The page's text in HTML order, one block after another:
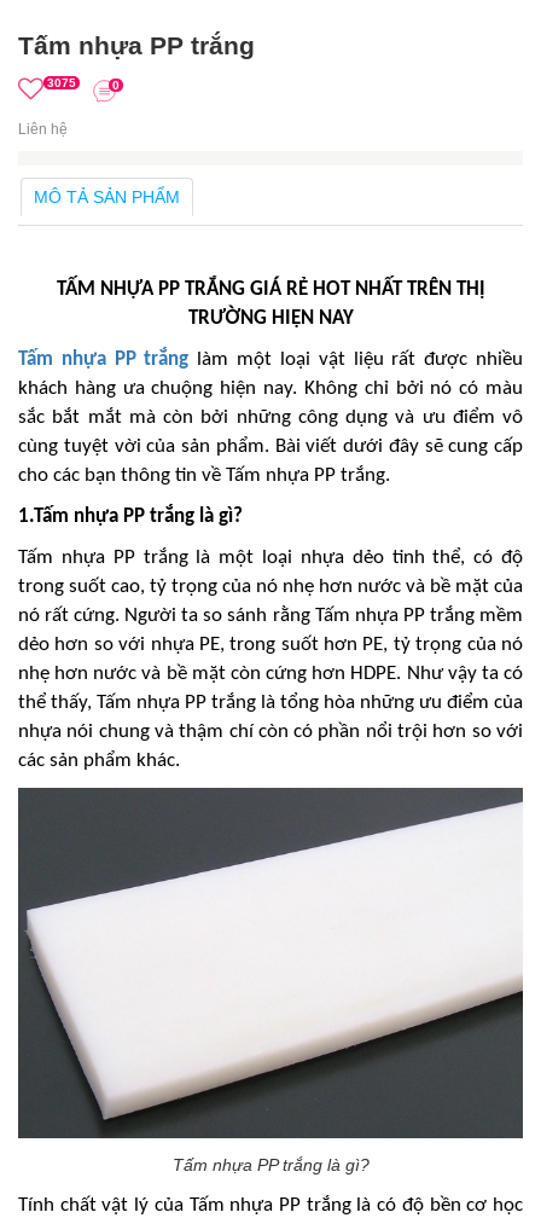
Tấm nhựa PP trắng
3075 0
Liên hệ
MÔ TẢ SẢN PHẨM
TẤM NHỰA PP TRẮNG GIÁ RẺ HOT NHẤT TRÊN THỊ
TRƯỜNG HIỆN NAY
Tấm nhựa PP trắng làm một loại vật liệu rất được nhiều
khách hàng ưa chuộng hiện nay. Không chỉ bởi nó có màu
sắc bắt mắt mà còn bởi những công dụng và ưu điểm vô
cùng tuyệt vời của sản phẩm. Bài viết dưới đây sẽ cung cấp
cho các bạn thông tin về Tấm nhựa PP trắng.
1.Tấm nhựa PP trắng là gì?
Tấm nhựa PP trắng là một loại nhựa dẻo tinh thể, có độ
trong suốt cao, tỷ trọng của nó nhẹ hơn nước và bề mặt của
nó rất cứng. Người ta so sánh rằng Tấm nhựa PP trắng mềm
dẻo hơn so với nhựa PE, trong suốt hơn PE, tỷ trọng của nó
nhẹ hơn nước và bề mặt còn cứng hơn HDPE. Như vậy ta có
thể thấy, Tấm nhựa PP trắng là tổng hòa những ưu điểm của
nhựa nói chung và thậm chí còn có phần nổi trội hơn so với
các sản phẩm khác.
Tấm nhựa PP trắng là gì?
Tính chất vật lý của Tấm nhựa PP trắng là có độ bền cơ học